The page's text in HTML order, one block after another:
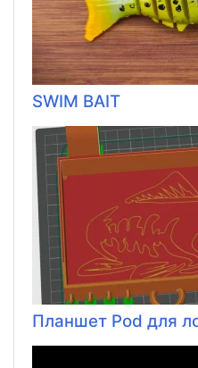
SWIM BAIT
Планшет Pod для